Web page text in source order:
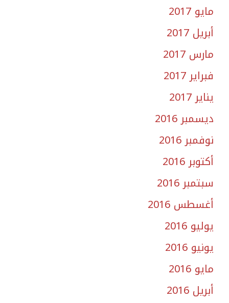
مايو 2017
أبريل 2017
مارس 2017
فبراير 2017
يناير 2017
ديسمبر 2016
نوفمبر 2016
أكتوبر 2016
سبتمبر 2016
أغسطس 2016
يوليو 2016
يونيو 2016
مايو 2016
أبريل 2016